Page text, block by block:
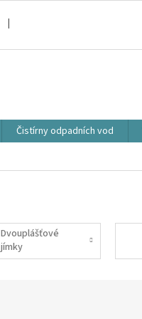
Čistírny odpadních vod
Dvouplášťové
jímky